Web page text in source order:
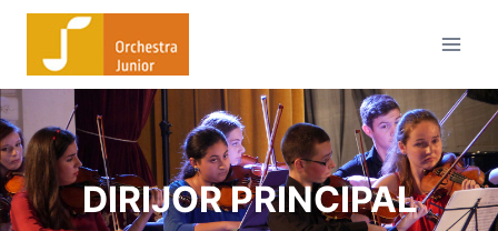
DIRIJOR PRINCIPAL